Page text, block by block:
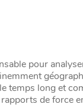
pour
temps long et
de force